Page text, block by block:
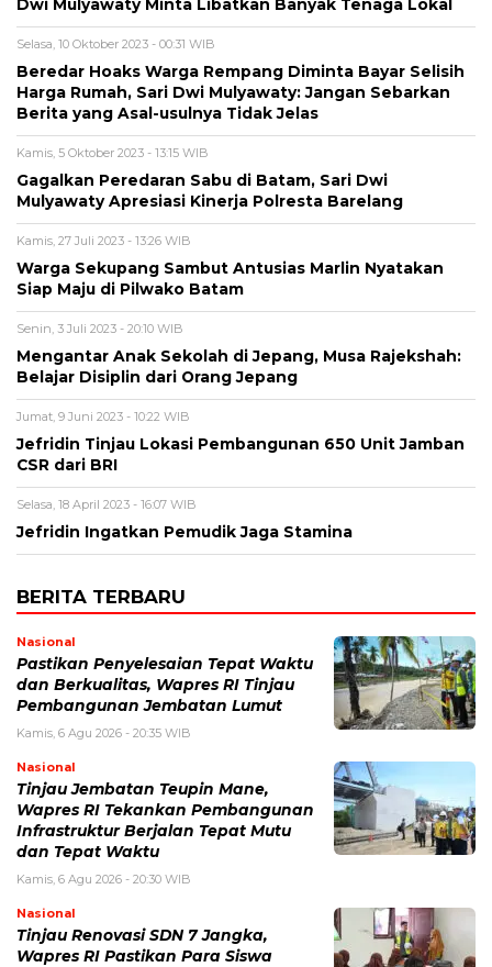
Dwi Mulyawaty Minta Libatkan Banyak Tenaga Lokal
Selasa, 10 Oktober 2023 - 00:31 WIB
Beredar Hoaks Warga Rempang Diminta Bayar Selisih
Harga Rumah, Sari Dwi Mulyawaty: Jangan Sebarkan
Berita yang Asal-usulnya Tidak Jelas
Kamis, 5 Oktober 2023 - 13:15 WIB
Gagalkan Peredaran Sabu di Batam, Sari Dwi
Mulyawaty Apresiasi Kinerja Polresta Barelang
Kamis, 27 Juli 2023 - 13:26 WIB
Warga Sekupang Sambut Antusias Marlin Nyatakan
Siap Maju di Pilwako Batam
Senin, 3 Juli 2023 - 20:10 WIB
Mengantar Anak Sekolah di Jepang, Musa Rajekshah:
Belajar Disiplin dari Orang Jepang
Jumat, 9 Juni 2023 - 10:22 WIB
Jefridin Tinjau Lokasi Pembangunan 650 Unit Jamban
CSR dari BRI
Selasa, 18 April 2023 - 16:07 WIB
Jefridin Ingatkan Pemudik Jaga Stamina
BERITA TERBARU
Nasional
Pastikan Penyelesaian Tepat Waktu
dan Berkualitas, Wapres RI Tinjau
Pembangunan Jembatan Lumut
Kamis, 6 Agu 2026 - 20:35 WIB
Nasional
Tinjau Jembatan Teupin Mane,
Wapres RI Tekankan Pembangunan
Infrastruktur Berjalan Tepat Mutu
dan Tepat Waktu
Kamis, 6 Agu 2026 - 20:30 WIB
Nasional
Tinjau Renovasi SDN 7 Jangka,
Wapres RI Pastikan Para Siswa